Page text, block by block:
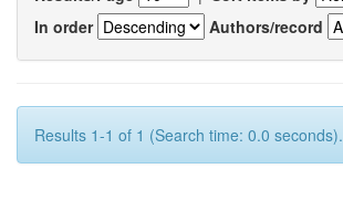
In order
Authors/record
Results 1-1 of 1 (Search time: 0.0 seconds).